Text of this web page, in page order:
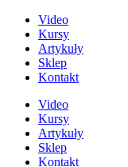
Video
Kursy
Artykuły
Sklep
Kontakt
Video
Kursy
Artykuły
Sklep
Kontakt